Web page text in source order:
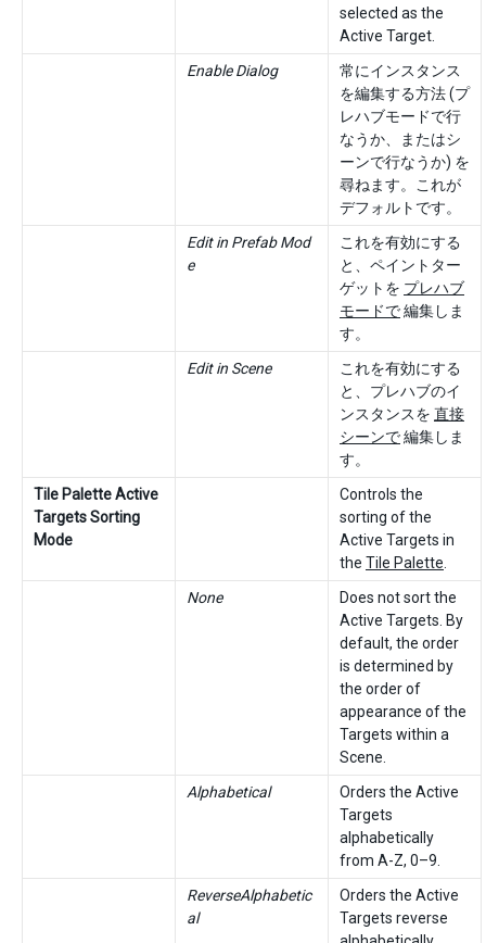
selected as the
Active Target.
Enable Dialog
常にインスタンス
を編集する方法 (プ
レハブモードで行
なうか、またはシ
ーンで行なうか) を
尋ねます。これが
デフォルトです。
Edit in Prefab Mod
e
これを有効にする
と、ペイントター
ゲットを プレハブ
モードで編集しま
す。
Edit in Scene
これを有効にする
と、プレハブのイ
ンスタンスを 直接
シーンで編集しま
す。
Tile Palette Active
Targets Sorting
Mode
Controls the
sorting of the
Active Targets in
the Tile Palette
None
Does not sort the
Active Targets. By
default, the order
is determined by
the order of
appearance of the
Targets within a
Scene.
Alphabetical
Orders the Active
Targets
alphabetically
from A-Z, 0–9.
ReverseAlphabetic
al
Orders the Active
Targets reverse